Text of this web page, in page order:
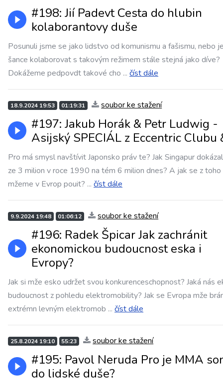
#198: Jií Padevt Cesta do hlubin
kolaborantovy duše
Posunuli jsme se jako lidstvo od komunismu a fašismu, nebo
šance kolaborovat s takovým režimem stále stejná jako díve?
Dokážeme pedpovdt takové cho ... číst dále
18.9.2024 19:53 01:19:31 soubor ke stažení
#197: Jakub Horák & Petr Ludwig -
Asijský SPECIÁL z Eccentric Clubu
Pro má smysl navštívit Japonsko práv te? Jak Singapur
ze 3 milion v roce 1990 na tém 6 milion dnes? A jak se z toho
mžeme v Evrop pouit? ... číst dále
9.9.2024 19:48 01:06:12 soubor ke stažení
#196: Radek Špicar Jak zachránit
ekonomickou budoucnost eska i
Evropy?
Jak si mže esko udržet svou konkurenceschopnost? Jaká nás
budoucnost z pohledu elektromobility? Jak se Evropa mže
extrémn levným elektromob ... číst dále
25.8.2024 19:10 55:23 soubor ke stažení
#195: Pavol Neruda Pro je MMA
do lidské duše?